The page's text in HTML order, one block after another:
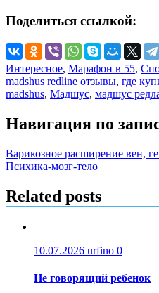
Поделиться ссылкой:
Интересное, Марафон в 55,
madshus redline отзывы, где
madshus, Мадшус, мадшус
Навигация по
Варикозное расширение вен,
Психика-мозг-тело
Related posts
10.07.2026 urfino 0
Не говорящий ребенок